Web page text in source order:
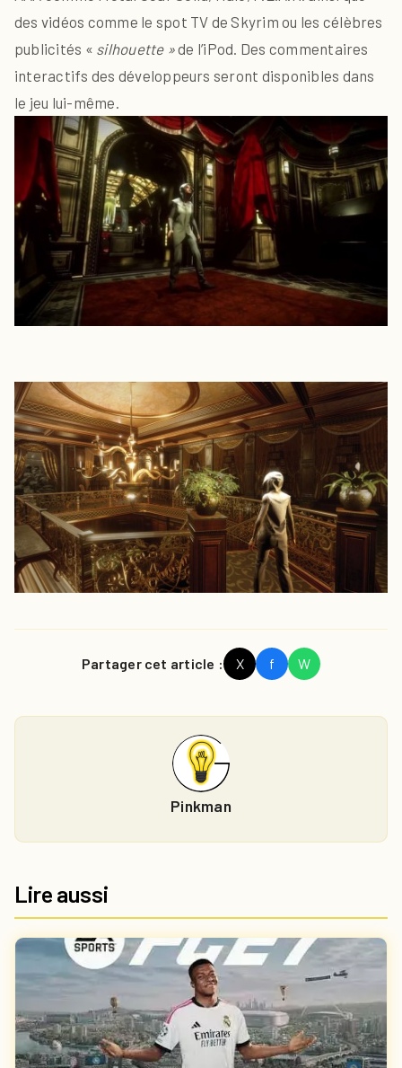
des vidéos comme le spot TV de Skyrim ou les célèbres
publicités « silhouette »de l’iPod. Des commentaires
interactifs des développeurs seront disponibles dans
le jeu lui-même.
Partager cet article : X f W
Pinkman
Lire aussi